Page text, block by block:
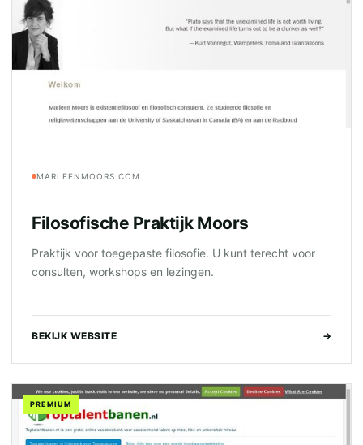
MARLEENMOORS.COM
Filosofische Praktijk Moors
Praktijk voor toegepaste filosofie. U kunt terecht voor
consulten, workshops en lezingen.
BEKIJK WEBSITE →
PREMIUM